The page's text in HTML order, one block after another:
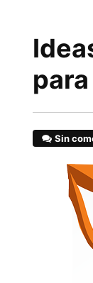
Sin